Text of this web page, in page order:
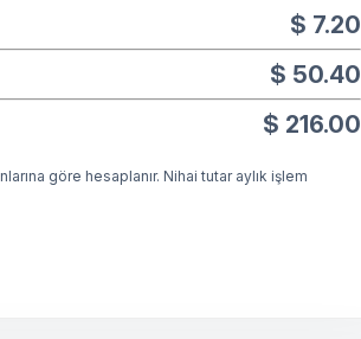
$ 7.20
$ 50.40
$ 216.00
göre hesaplanır. Nihai tutar aylık işlem